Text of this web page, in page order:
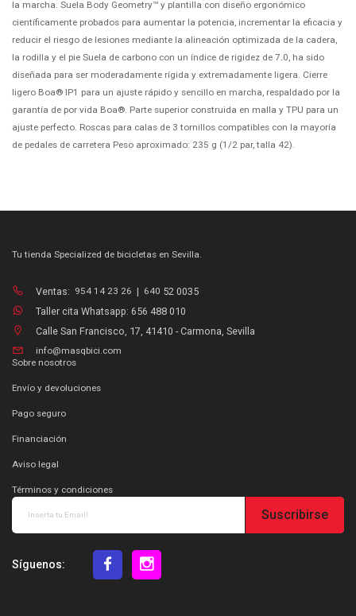
la marcha. Suela Body Geometry™ y plantilla con diseño ergonómico
científicamente probados para aumentar la potencia, incrementar la eficacia y
reducir el riesgo de lesiones mediante la alineación optimizada de la cadera,
la rodilla y el pie Suela de carbono con un índice de rigidez de 7.0, ha sido
diseñada para ser moderadamente rígida y extremadamente ligera. Cierre
ligero Boa® IP1 para un ajuste rápido y sencillo en marcha, respaldado por la
garantía de por vida Boa®. Parte superior construida en malla y TPU para un
ajuste perfecto. Roscas para calas de 3 tornillos compatibles con la mayoría
de pedales de carretera Peso aproximado: 235 g (1/2 par, talla 42).
Tu tienda Specialized de bicicletas en Sevilla.
Ventas: 954 14 23 26 | 640 52 0035
Taller cita Whatsapp: 656 488 010
Calle San Francisco, 17, 41410 - Carmona, Sevilla
info@masqbici.com
Sobre nosotros
Envío y devoluciones
Pago seguro
Financiación
Aviso legal
Términos y condiciones
Suscribirse
Síguenos: